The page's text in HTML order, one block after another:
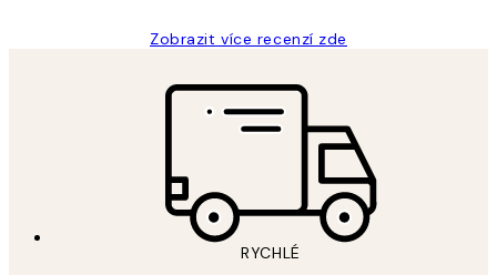
Zobrazit více recenzí zde
RYCHLÉ